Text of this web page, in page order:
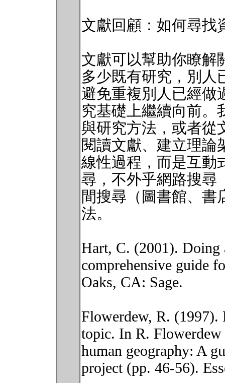
文獻回顧：如何尋找
文獻可以幫助你瞭解
多少既有研究，別人
避免重複別人已經做
究基礎上繼續向前。
與研究方法，或者從
閱讀文獻、建立理論
線性過程，而是互動
尋，不外乎網路搜尋
間搜尋（圖書館、書
法。
Hart, C. (2001). Doing
comprehensive guide
Oaks, CA: Sage.
Flowerdew, R.
topic. In R.
human geography: A
project (pp. 46-56).